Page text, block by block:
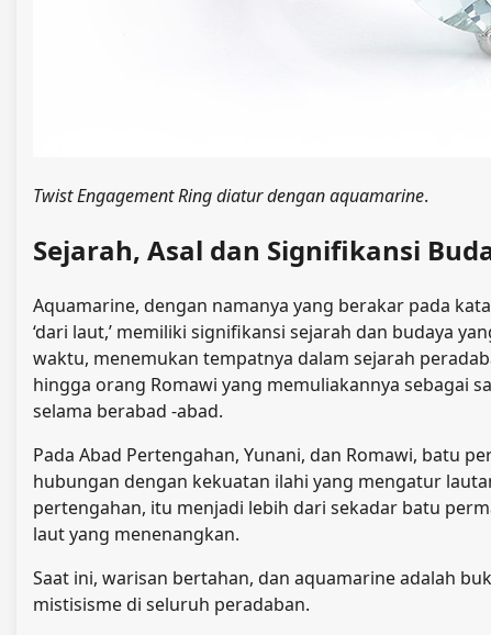
Twist Engagement Ring diatur dengan aquamarine.
Sejarah, Asal dan Signifikansi
Aquamarine, dengan namanya yang berakar pada
‘dari laut,’ memiliki signifikansi sejarah dan budaya
waktu, menemukan tempatnya dalam sejarah
hingga orang Romawi yang memuliakannya sebagai
selama berabad -abad.
Pada Abad Pertengahan, Yunani, dan Romawi, batu
hubungan dengan kekuatan ilahi yang mengatur
pertengahan, itu menjadi lebih dari sekadar batu
laut yang menenangkan.
Saat ini, warisan bertahan, dan aquamarine adalah
mistisisme di seluruh peradaban.